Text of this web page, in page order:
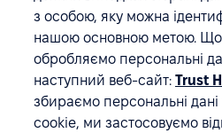
з особою, яку можна
нашою основною метою.
обробляємо персональні
наступний веб-сайт: Trust
збираємо персональні
cookie, ми застосовуємо